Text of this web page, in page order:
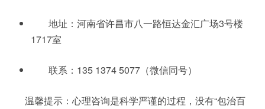
地址：河南省许昌市八一路恒达金汇广场3号楼
1717室
联系：135 1374 5077（微信同号）
温馨提示：心理咨询是科学严谨的过程，没有“包治百